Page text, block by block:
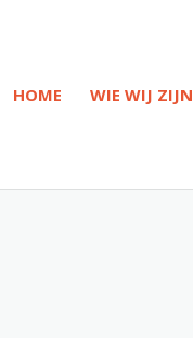
HOME WIE WIJ ZIJN